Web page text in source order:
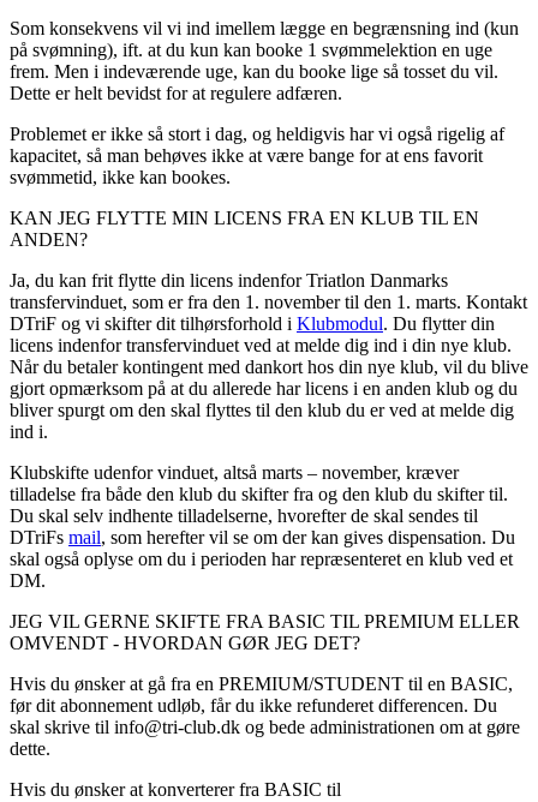
Som konsekvens vil vi ind imellem lægge en begrænsning ind (kun
på svømning), ift. at du kun kan booke 1 svømmelektion en uge
frem. Men i indeværende uge, kan du booke lige så tosset du vil.
Dette er helt bevidst for at regulere adfæren.
Problemet er ikke så stort i dag, og heldigvis har vi også rigelig af
kapacitet, så man behøves ikke at være bange for at ens favorit
svømmetid, ikke kan bookes.
KAN JEG FLYTTE MIN LICENS FRA EN KLUB TIL EN
ANDEN?
Ja, du kan frit flytte din licens indenfor Triatlon Danmarks
transfervinduet, som er fra den 1. november til den 1. marts. Kontakt
DTriF og vi skifter dit tilhørsforhold i Klubmodul. Du flytter din
licens indenfor transfervinduet ved at melde dig ind i din nye klub.
Når du betaler kontingent med dankort hos din nye klub, vil du blive
gjort opmærksom på at du allerede har licens i en anden klub og du
bliver spurgt om den skal flyttes til den klub du er ved at melde dig
ind i.
Klubskifte udenfor vinduet, altså marts – november, kræver
tilladelse fra både den klub du skifter fra og den klub du skifter til.
Du skal selv indhente tilladelserne, hvorefter de skal sendes til
DTriFs mail, som herefter vil se om der kan gives dispensation. Du
skal også oplyse om du i perioden har repræsenteret en klub ved et
DM.
JEG VIL GERNE SKIFTE FRA BASIC TIL PREMIUM ELLER
OMVENDT - HVORDAN GØR JEG DET?
Hvis du ønsker at gå fra en PREMIUM/STUDENT til en BASIC,
før dit abonnement udløb, får du ikke refunderet differencen. Du
skal skrive til info@tri-club.dk og bede administrationen om at gøre
dette.
Hvis du ønsker at konverterer fra BASIC til